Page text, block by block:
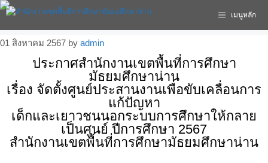
เมนูหลัก
01 สิงหาคม 2567 by admin
ประกาศสำนักงานเขตพื้นที่การศึกษา
มัธยมศึกษาน่าน
เรื่อง จัดตั้งศูนย์ประสานงานเพื่อขับเคลื่อนการ
แก้ปัญหา
เด็กและเยาวชนนอกระบบการศึกษาให้กลาย
เป็นศูนย์ ปีการศึกษา 2567
สำนักงานเขตพื้นที่การศึกษามัธยมศึกษาน่าน